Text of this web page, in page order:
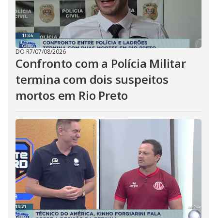
DO R7/07/08/2026
Confronto com a Polícia Militar
termina com dois suspeitos
mortos em Rio Preto